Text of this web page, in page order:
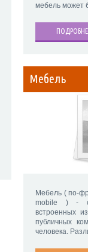
мебель может
Мебель
Мебель ( по-
mobile ) -
встроенных
публичных
человека.